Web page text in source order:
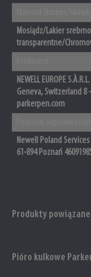
Mosiądz/Lakier
transparentne/
NEWELL EUROPE
Geneva, Switzerland 8
parkerpen.com
Newell Poland
61-894 Poznań
Produkty powiązane
Pióro kulkowe